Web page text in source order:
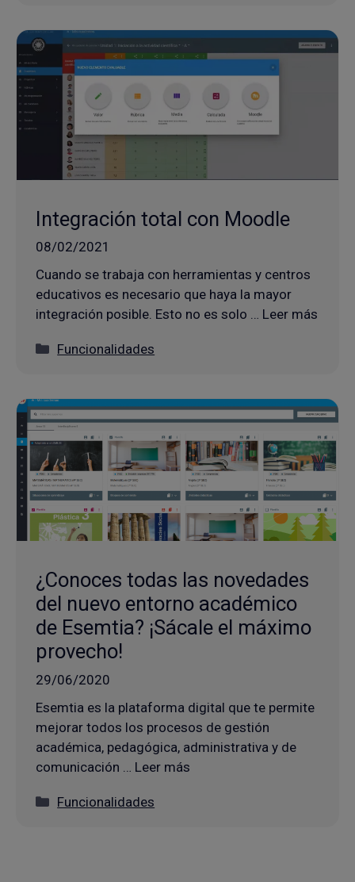
Integración total con Moodle
08/02/2021
Cuando se trabaja con herramientas y centros
educativos es necesario que haya la mayor
integración posible. Esto no es solo … Leer más
Categorías
Funcionalidades
¿Conoces todas las novedades
del nuevo entorno académico
de Esemtia? ¡Sácale el máximo
provecho!
29/06/2020
Esemtia es la plataforma digital que te permite
mejorar todos los procesos de gestión
académica, pedagógica, administrativa y de
comunicación … Leer más
Categorías
Funcionalidades